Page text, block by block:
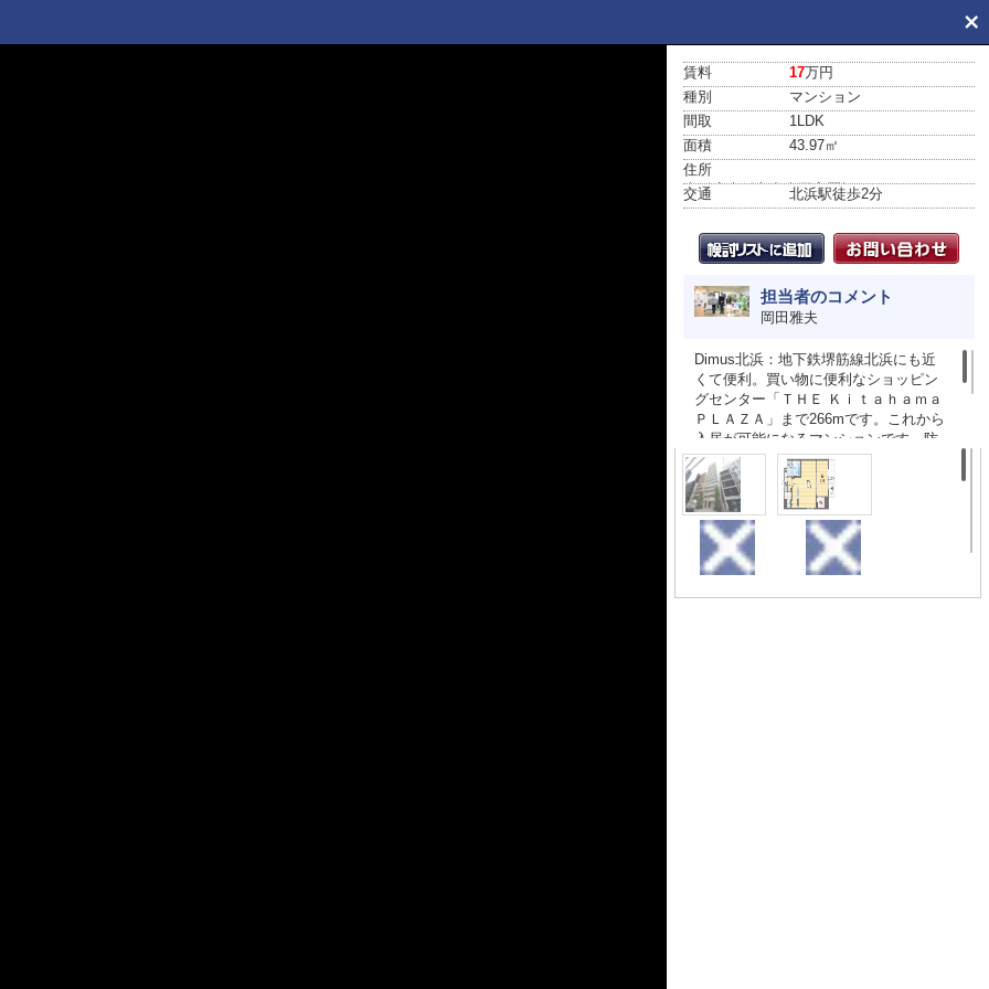
賃料 17万円
種別
マンション
間取
1LDK
面積
43.97㎡
住所
大阪府大阪市中央区高麗橋１丁目
交通 北浜駅徒歩2分
担当者のコメント
岡田雅夫
Dimus北浜：地下鉄堺筋線北浜にも近
くて便利。買い物に便利なショッピン
グセンター「ＴＨＥ Ｋｉｔａｈａｍａ
ＰＬＡＺＡ」まで266mです。これから
入居が可能になるマンションです。防
犯性に優れているオートロック付きの
マンションで新生活を送りませんか。
地下鉄堺筋線北浜周辺で賃貸をお探し
でしたら、大阪市中央区の情報豊富な
当社にお任せください。Eメールでのお
問い合わせはお気軽に
tanimachi@roomi.co.jpへどうぞ。知識
豊富なスタッフがご連絡いたします。
外観
外観です
間取り